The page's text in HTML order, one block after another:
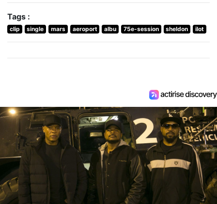
Tags :
clip single mars aeroport albu 75e-session sheldon ilot